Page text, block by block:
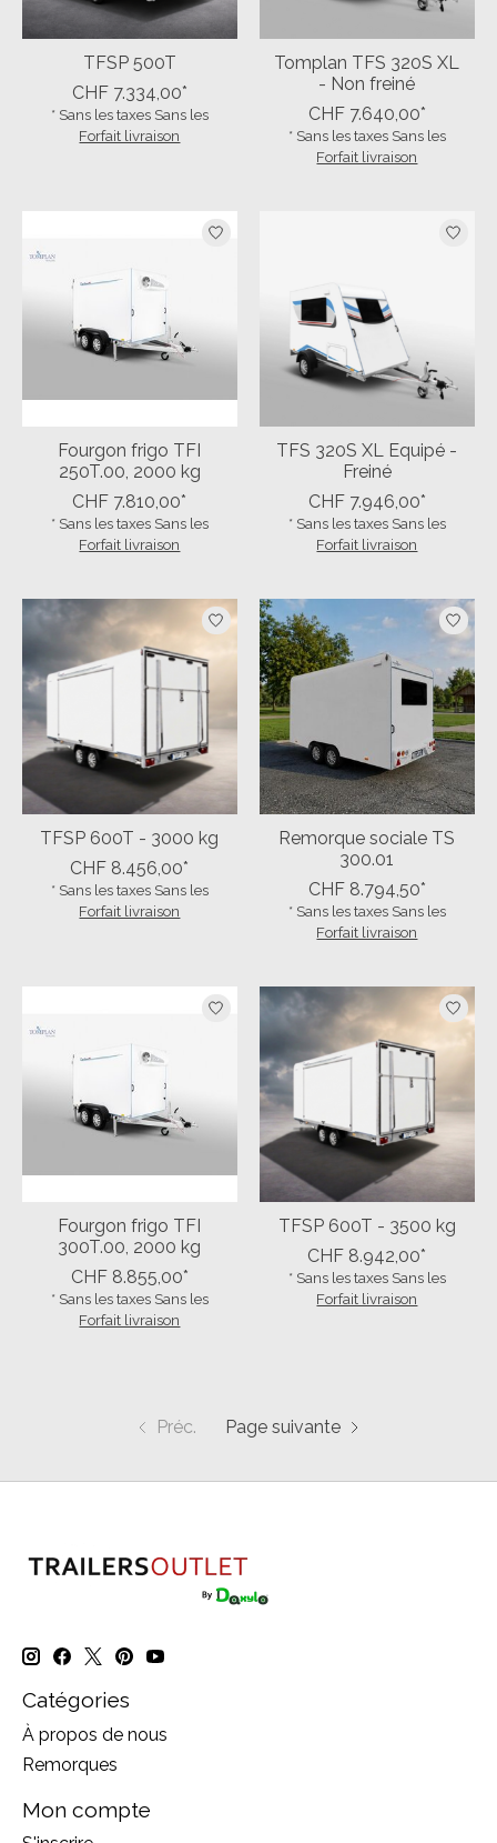
TFSP 500T
CHF 7.334,00*
* Sans les taxes Sans les
Forfait livraison
Tomplan TFS 320S XL
- Non freiné
CHF 7.640,00*
* Sans les taxes Sans les
Forfait livraison
Fourgon frigo TFI
250T.00, 2000 kg
CHF 7.810,00*
* Sans les taxes Sans les
Forfait livraison
TFS 320S XL Equipé -
Freiné
CHF 7.946,00*
* Sans les taxes Sans les
Forfait livraison
TFSP 600T - 3000 kg
CHF 8.456,00*
* Sans les taxes Sans les
Forfait livraison
Remorque sociale TS
300.01
CHF 8.794,50*
* Sans les taxes Sans les
Forfait livraison
Fourgon frigo TFI
300T.00, 2000 kg
CHF 8.855,00*
* Sans les taxes Sans les
Forfait livraison
TFSP 600T - 3500 kg
CHF 8.942,00*
* Sans les taxes Sans les
Forfait livraison
Préc. Page suivante
Catégories
À propos de nous
Remorques
Mon compte